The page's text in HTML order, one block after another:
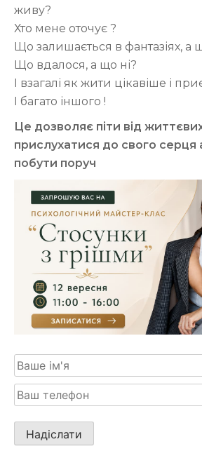
живу?
Хто мене оточує ?
Що залишається в фантазіях, а
Що вдалося, а що ні?
І взагалі як жити цікавіше і
І багато іншого !
Це дозволяє піти від
прислухатися до свого серця
побути поруч
Будь
ласка,